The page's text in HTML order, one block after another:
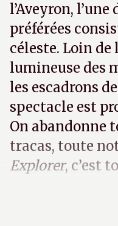
l’Aveyron,
préférées
céleste. Loin
lumineuse des
les escadrons
spectacle est
On abandonne
tracas, toute
Explorer, c’est